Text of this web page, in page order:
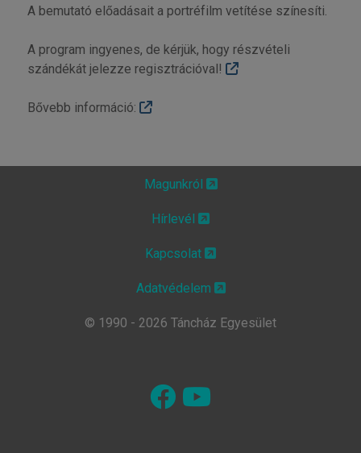
A bemutató előadásait a portréfilm vetítése színesíti.
A program ingyenes, de kérjük, hogy részvételi
szándékát jelezze regisztrációval!
Bővebb információ:
Magunkról
Hírlevél
Kapcsolat
Adatvédelem
© 1990 - 2026 Táncház Egyesület